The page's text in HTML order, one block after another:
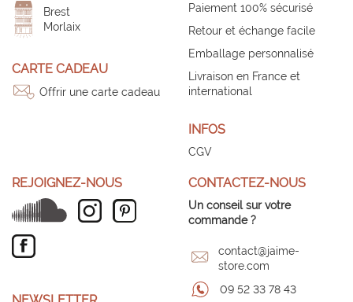
Brest
Morlaix
CARTE CADEAU
Offrir une carte cadeau
Paiement 100% sécurisé
Retour et échange facile
Emballage personnalisé
Livraison en France et
international
INFOS
CGV
REJOIGNEZ-NOUS CONTACTEZ-NOUS
Un conseil sur votre
commande ?
contact@jaime-
store.com
09 52 33 78 43